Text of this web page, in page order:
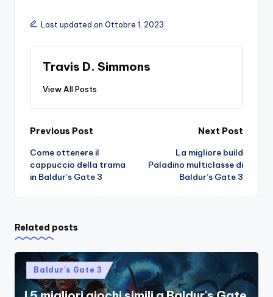
Last updated on Ottobre 1, 2023
Travis D. Simmons
View All Posts
Post
navigation
Previous Post
Come ottenere il
cappuccio della trama
in Baldur’s Gate 3
Next Post
La migliore build
Paladino multiclasse di
Baldur’s Gate 3
Related posts
Posted
in
Baldur's Gate 3